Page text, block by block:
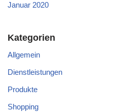
Januar 2020
Kategorien
Allgemein
Dienstleistungen
Produkte
Shopping